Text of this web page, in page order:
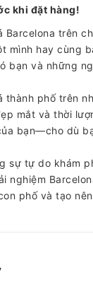
khi đặt hàng!
Barcelona trên
mình hay cùng
bạn và những
thành phố trên
mắt và thời
bạn—cho dù
sự tự do khám
nghiệm
phố và tạo